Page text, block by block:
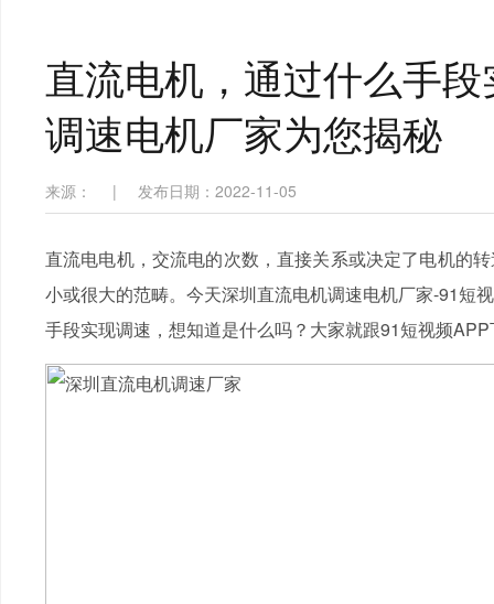
直流电机，通过什么手
调速电机厂家为您揭秘
来源： | 发布日期：2022-11-05
直流电电机，交流电的次数，直接关系或决定了电机的
小或很大的范畴。今天深圳直流电机调速电机厂家-91短
手段实现调速，想知道是什么吗？大家就跟91短视频